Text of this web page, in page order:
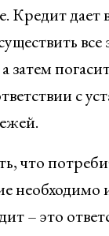
Кредит дает
затем
с
что
необходимо
– это